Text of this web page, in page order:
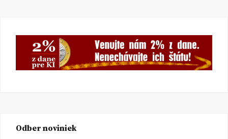
Odber noviniek